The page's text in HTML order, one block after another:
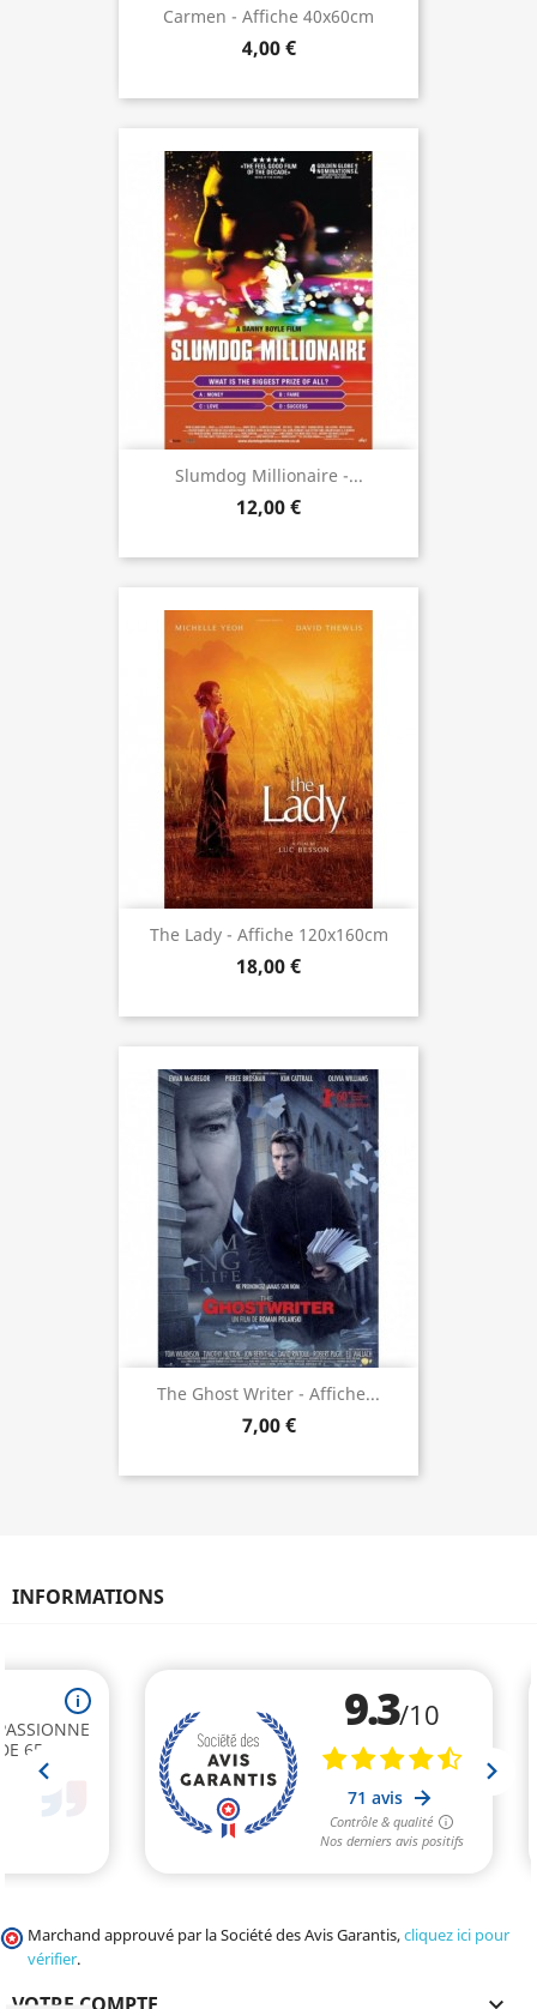
Carmen - Affiche 40x60cm
4,00 €
Slumdog Millionaire -...
12,00 €
The Lady - Affiche 120x160cm
18,00 €
The Ghost Writer - Affiche...
7,00 €
INFORMATIONS
Marchand approuvé par la Société des Avis Garantis,cliquez ici pour
vérifier.